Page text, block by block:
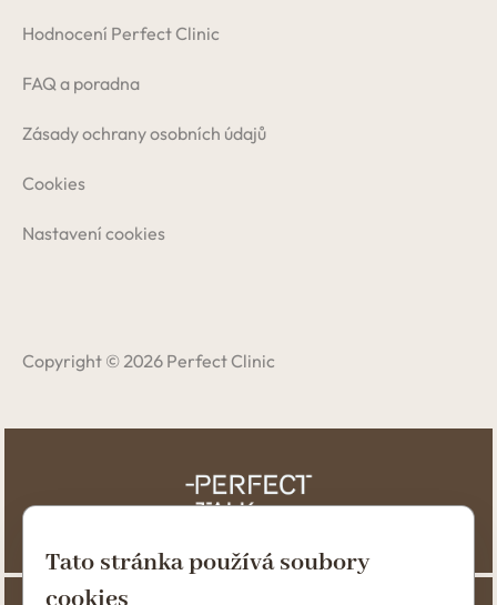
Hodnocení Perfect Clinic
FAQ a poradna
Zásady ochrany osobních údajů
Cookies
Nastavení cookies
Copyright © 2026 Perfect Clinic
Tato stránka používá soubory